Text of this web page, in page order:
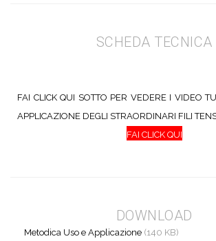
SCHEDA TECNICA
FAI CLICK QUI SOTTO PER VEDERE I VIDEO
APPLICAZIONE DEGLI STRAORDINARI FILI
FAI CLICK QUI
DOWNLOAD
Metodica Uso e Applicazione (140 KB)